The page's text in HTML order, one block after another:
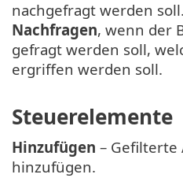
nachgefragt werden
Nachfragen, wenn der
gefragt werden soll,
ergriffen werden soll.
Steuerelemente
Hinzufügen – Gefilterte
hinzufügen.